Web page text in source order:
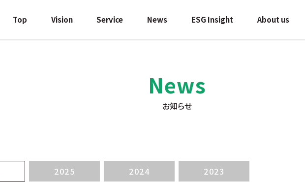
Top Vision Service News ESG Insight About us
News
お知らせ
2025 2024 2023
検索